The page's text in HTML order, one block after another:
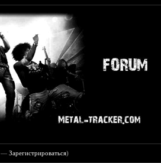
—Зарегистрироваться)